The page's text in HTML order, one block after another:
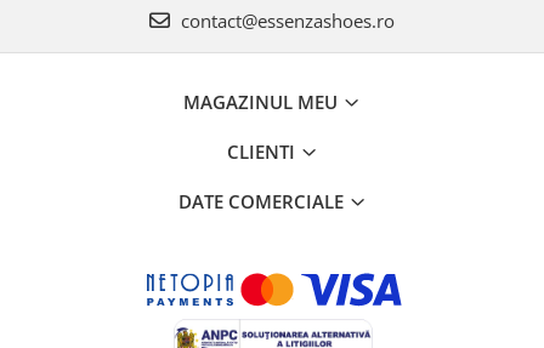
contact@essenzashoes.ro
MAGAZINUL MEU
CLIENTI
DATE COMERCIALE